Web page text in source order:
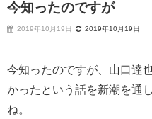
今知ったのですが
2019年10月19日 2019年10月19日
今知ったのですが、山口達
かったという話を新潮を通
ね。